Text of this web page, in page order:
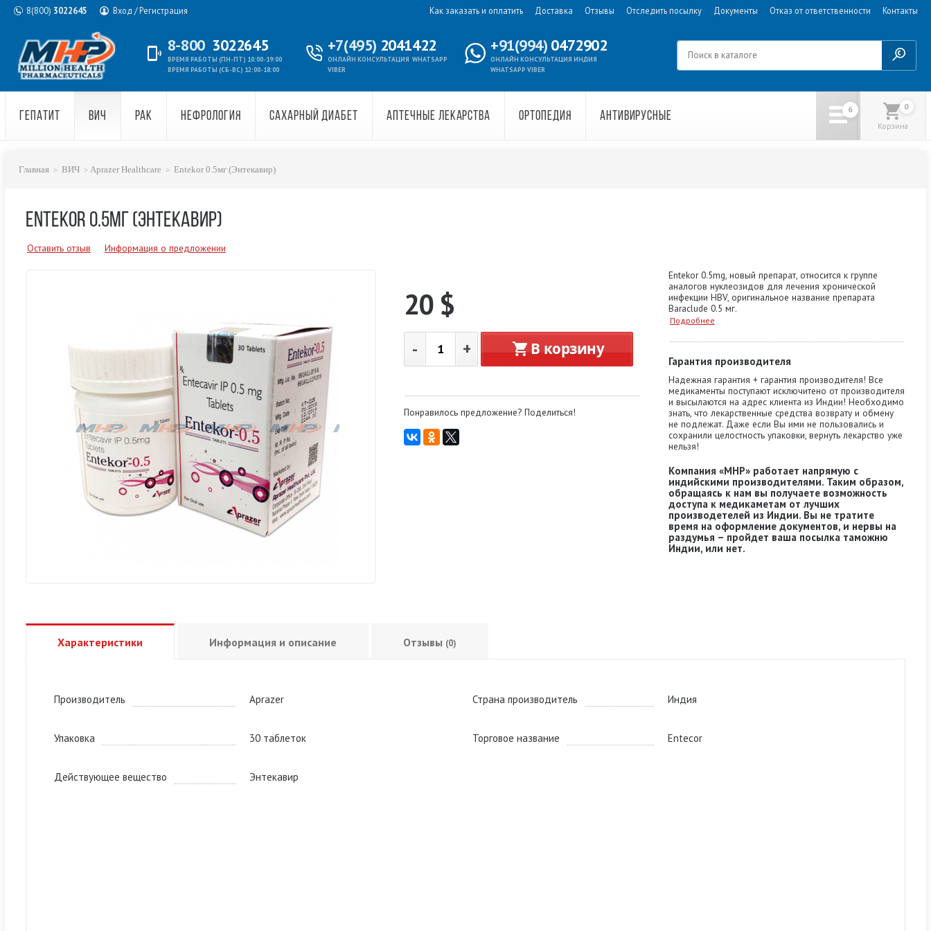
8(800) 3022645 Вход / Регистрация Как заказать и оплатить Доставка Отзывы Отследить посылку Документы Отказ от ответственности Контакты
8-800 3022645
ВРЕМЯ РАБОТЫ (ПН-ПТ) 10:00-19:00
ВРЕМЯ РАБОТЫ (СБ-ВС) 12:00-18:00
+7(495) 2041422
ОНЛАЙН КОНСУЛЬТАЦИЯ WHATSAPP
VIBER
+91(994) 0472902
ОНЛАЙН КОНСУЛЬТАЦИЯ ИНДИЯ
WHATSAPP VIBER
ГЕПАТИТ ВИЧ РАК НЕФРОЛОГИЯ САХАРНЫЙ ДИАБЕТ АПТЕЧНЫЕ ЛЕКАРСТВА ОРТОПЕДИЯ АНТИВИРУСНЫЕ
0
Корзина
Главная ВИЧ Aprazer Healthcare Entekor 0.5мг (Энтекавир)
ENTEKOR 0.5МГ (ЭНТЕКАВИР)
Оставить отзыв Информация о предложении
20 $
- + В корзину
Понравилось предложение? Поделиться!
Entekor 0.5mg, новый препарат, относится к группе
аналогов нуклеозидов для лечения хронической
инфекции HBV, оригинальное название препарата
Baraclude 0.5 мг.
Подробнее
Гарантия производителя
Надежная гарантия + гарантия производителя! Все
медикаменты поступают исключитено от производителя
и высылаются на адрес клиента из Индии! Необходимо
знать, что лекарственные средства возврату и обмену
не подлежат. Даже если Вы ими не пользовались и
сохранили целостность упаковки, вернуть лекарство уже
нельзя!
Компания «MHP» работает напрямую с
индийскими производителями. Таким образом,
обращаясь к нам вы получаете возможность
доступа к медикаметам от лучших
производетелей из Индии. Вы не тратите
время на оформление документов, и нервы на
раздумья – пройдет ваша посылка таможню
Индии, или нет.
Характеристики Информация и описание Отзывы (0)
Производитель Aprazer Страна производитель Индия
Упаковка 30 таблеток Торговое название Entecor
Действующее вещество Энтекавир